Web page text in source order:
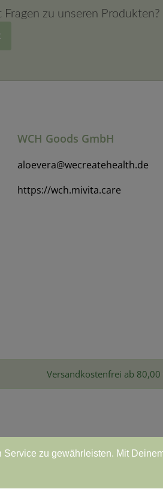
zu gewährleisten. Mit
zu unseren Produkten?
WCH Goods GmbH
aloevera@wecreatehealth.de
https://wch.mivita.care
Versandkostenfrei ab 80,00
• Versandkosten • AGB •